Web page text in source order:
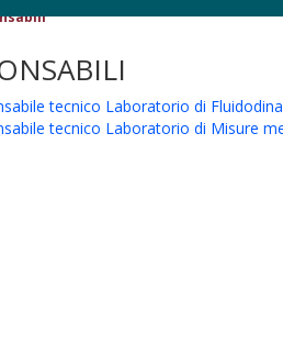
tecnico Laboratorio di
tecnico Laboratorio di Misure